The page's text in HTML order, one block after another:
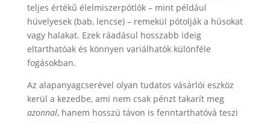
teljes értékű élelmiszerpótlók – mint például
hüvelyesek (bab, lencse) – remekül pótolják a húsokat
vagy halakat. Ezek ráadásul hosszabb ideig
eltarthatóak és könnyen variálhatók különféle
fogásokban.
Az alapanyagcserével olyan tudatos vásárlói eszköz
kerül a kezedbe, ami nem csak pénzt takarít meg
azonnal, hanem hosszú távon is fenntarthatóvá teszi